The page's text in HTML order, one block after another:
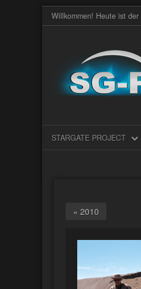
Willkommen! Heute ist
STARGATE PROJECT
« 2010